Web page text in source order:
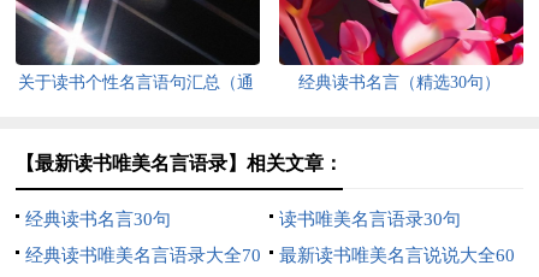
关于读书个性名言语句汇总（通
经典读书名言（精选30句）
【最新读书唯美名言语录】相关文章：
经典读书名言30句
读书唯美名言语录30句
经典读书唯美名言语录大全70
最新读书唯美名言说说大全60